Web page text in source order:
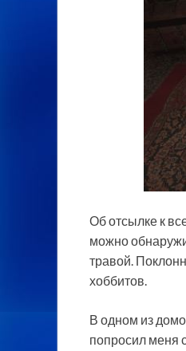
Об отсылке к
можно
травой.
хоббитов.
В одном из
попросил меня